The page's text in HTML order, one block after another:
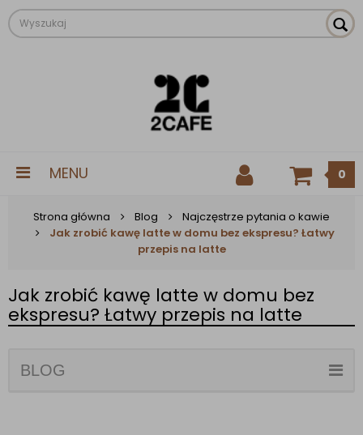
MENU 0
Strona główna Blog
Najczęstrze pytania o kawie
Jak zrobić kawę latte w domu bez ekspresu? Łatwy
przepis na latte
Jak zrobić kawę latte w domu bez
ekspresu? Łatwy przepis na latte
BLOG